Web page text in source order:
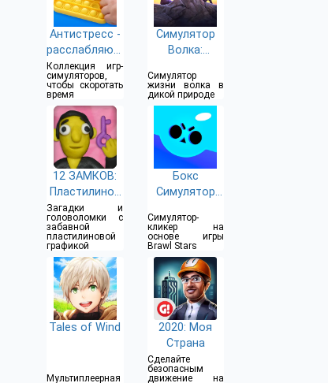
Антистресс -
расслабляющ
ие игры-
симуляторы
Коллекция игр-
симуляторов,
чтобы скоротать
время
Симулятор
Волка:
Диких
Животных
Симулятор
жизни волка в
дикой природе
12 ЗАМКОВ:
Пластилинов
ая комната
Загадки и
головоломки с
забавной
пластилиновой
графикой
Бокс
Симулятор
Stars
Симулятор-
кликер на
основе игры
Brawl Stars
Tales of Wind
Мультиплеерная
2020: Моя
Cтрана
Сделайте
безопасным
движение на